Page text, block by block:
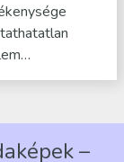
–